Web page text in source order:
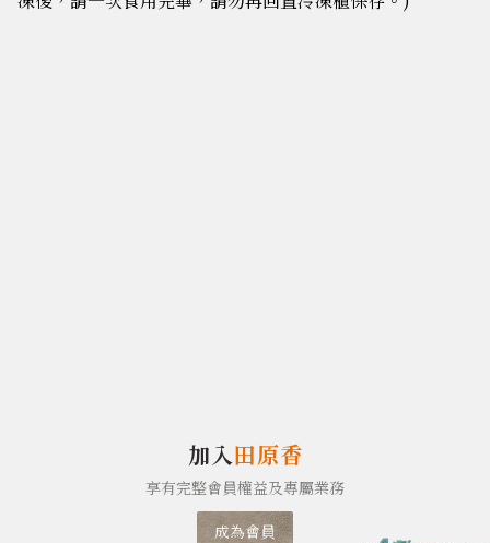
加入田原香
享有完整會員權益及專屬業務
成為會員